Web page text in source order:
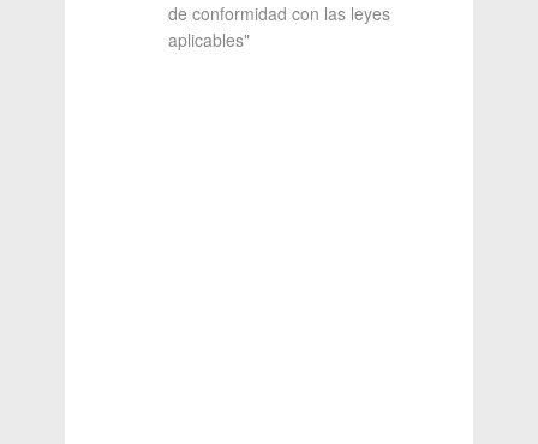
de conformidad con las leyes
aplicables"